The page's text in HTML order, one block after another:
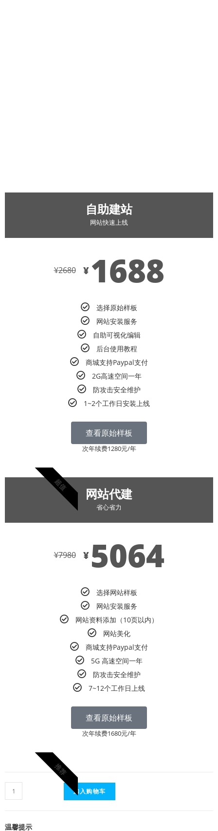
自助建站
网站快速上线
¥2680 ¥ 1688
选择原始样板
网站安装服务
自助可视化编辑
后台使用教程
商城支持Paypal支付
2G高速空间一年
防攻击安全维护
1~2个工作日安装上线
查看原始样板
次年续费1280元/年
超值
网站代建
省心省力
¥7980 ¥ 5064
选择网站样板
网站安装服务
网站资料添加（10页以内）
网站美化
商城支持Paypal支付
5G 高速空间一年
防攻击安全维护
7~12个工作日上线
查看原始样板
次年续费1680元/年
推荐
加入购物车
温馨提示